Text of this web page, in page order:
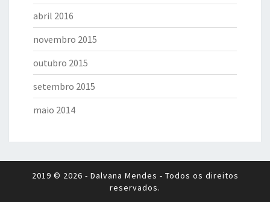
abril 2016
novembro 2015
outubro 2015
setembro 2015
maio 2014
2019 © 2026 - Dalvana Mendes - Todos os direitos
reservados.